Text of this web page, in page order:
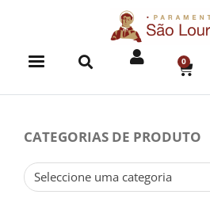
0
CART
CATEGORIAS DE PRODUTO
Seleccione uma categoria